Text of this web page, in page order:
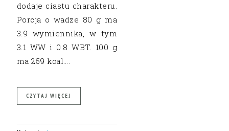
dodaje ciastu charakteru.
Porcja o wadze 80 g ma
3.9 wymiennika, w tym
3.1 WW i 0.8 WBT. 100 g
ma 259 kcal….
CZYTAJ WIĘCEJ